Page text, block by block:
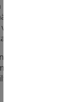
hinta on muiden
lainan
se,
ottamista,
ja helpommin
usein avaus-